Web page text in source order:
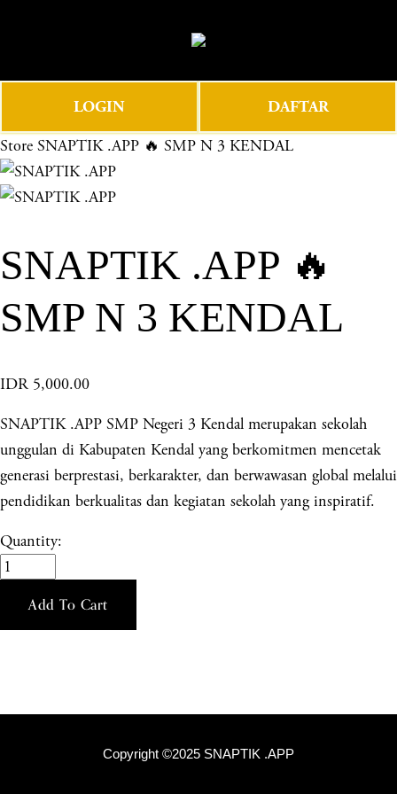
e
e
n
u
LOGIN DAFTAR
Store SNAPTIK .APP 🔥 SMP N 3 KENDAL
SNAPTIK .APP 🔥
SMP N 3 KENDAL
IDR 5,000.00
SNAPTIK .APP SMP Negeri 3 Kendal merupakan sekolah
unggulan di Kabupaten Kendal yang berkomitmen mencetak
generasi berprestasi, berkarakter, dan berwawasan global melalui
pendidikan berkualitas dan kegiatan sekolah yang inspiratif.
Quantity:
Add To Cart
Copyright ©2025 SNAPTIK .APP